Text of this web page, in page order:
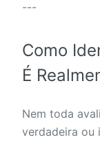
---
Como
É
Nem toda
verdadeira ou